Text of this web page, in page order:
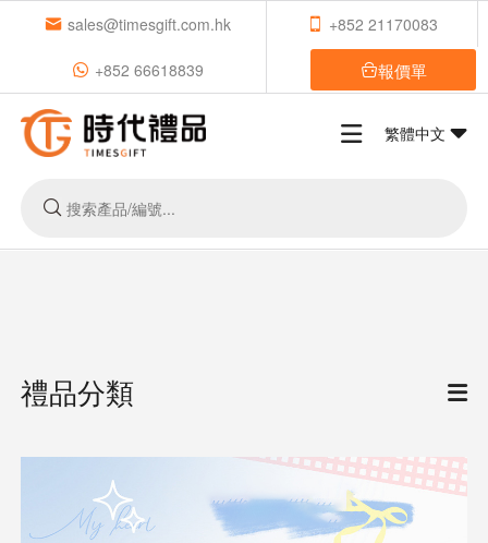
sales@timesgift.com.hk +852 21170083
+852 66618839 報價單
繁體中文
禮品分類